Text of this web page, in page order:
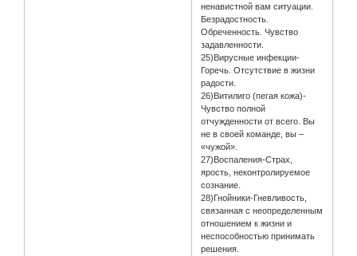
ненавистной вам ситуации.
Безрадостность.
Обреченность. Чувство
задавленности.
25)Вирусные инфекции-
Горечь. Отсутствие в жизни
радости.
26)Витилиго (пегая кожа)-
Чувство полной
отчужденности от всего. Вы
не в своей команде, вы –
«чужой».
27)Воспаления-Страх,
ярость, неконтролируемое
сознание.
28)Гнойники-Гневливость,
связанная с неопределенным
отношением к жизни и
неспособностью принимать
решения.